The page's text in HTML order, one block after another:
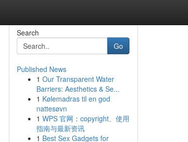
Search
Go
Published News
1 Our Transparent Water
Barriers: Aesthetics & Se...
1 Kølemadras til en god
nattesøvn
1 WPS 官网：copyright、使用
指南与最新资讯
1 Best Sex Gadgets for